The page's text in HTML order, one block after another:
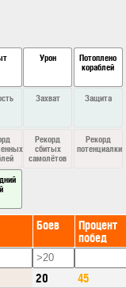
Урон
Потоплено
кораблей
Захват Защита
Рекорд
сбитых
самолётов
Рекорд
потенциалки
Боев Процент
побед
20
45